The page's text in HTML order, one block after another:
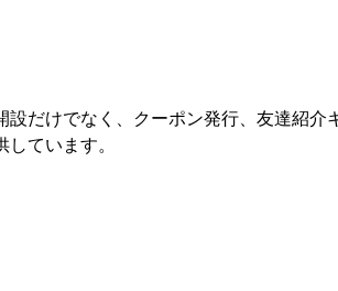
だけでなく、クーポン発行、友達紹介
ています。